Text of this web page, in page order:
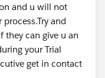
and u will not
and
they can give u an
your Trial
get in contact